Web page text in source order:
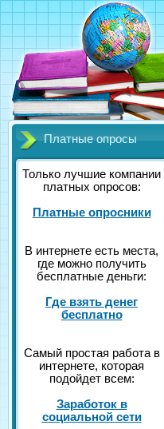
Платные опросы
Только лучшие компании
платных опросов:
Платные опросники
В интернете есть места,
где можно получить
бесплатные деньги:
Где взять денег
бесплатно
Самый простая работа в
интернете, которая
подойдет всем:
Заработок в
социальной сети